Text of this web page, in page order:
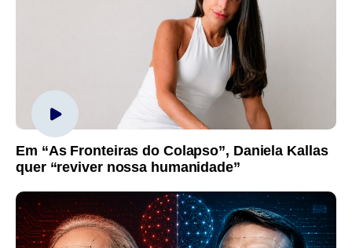
Em “As Fronteiras do Colapso”, Daniela Kallas
quer “reviver nossa humanidade”